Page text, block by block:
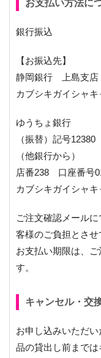
お支払い方法に
銀行振込
【お振込先】
静岡銀行 上島支
カブシキガイシャキ
ゆうちょ銀行
（振替）記号
（他銀行から）
店番238 口座番号
カブシキガイシャキ
ご注文確認メール
客様のご負担とさせ
お支払い期限は、
す。
キャンセル・交
お申し込みいただ
品の貸出し前までは